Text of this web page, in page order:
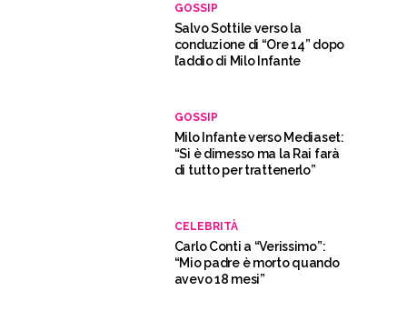
GOSSIP
Salvo Sottile verso la
conduzione di “Ore 14” dopo
l’addio di Milo Infante
GOSSIP
Milo Infante verso Mediaset:
“Si è dimesso ma la Rai farà
di tutto per trattenerlo”
CELEBRITÀ
Carlo Conti a “Verissimo”:
“Mio padre è morto quando
avevo 18 mesi”